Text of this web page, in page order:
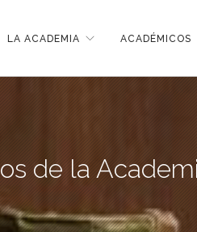
LA ACADEMIA ACADÉMICOS
de la